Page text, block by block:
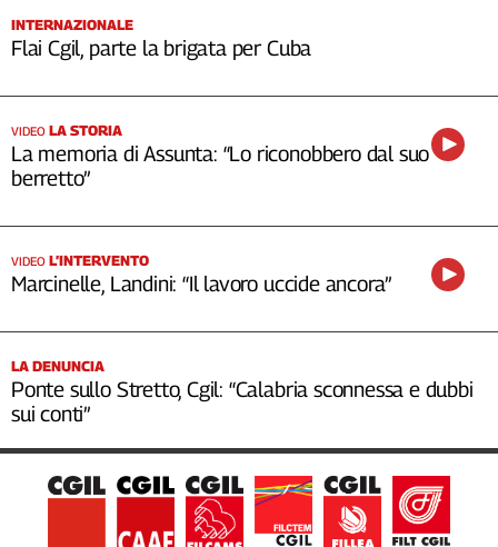
INTERNAZIONALE
Flai Cgil, parte la brigata per Cuba
VIDEO LA STORIA
La memoria di Assunta: “Lo riconobbero dal suo
berretto”
VIDEO L’INTERVENTO
Marcinelle, Landini: “Il lavoro uccide ancora”
LA DENUNCIA
Ponte sullo Stretto, Cgil: “Calabria sconnessa e dubbi
sui conti”